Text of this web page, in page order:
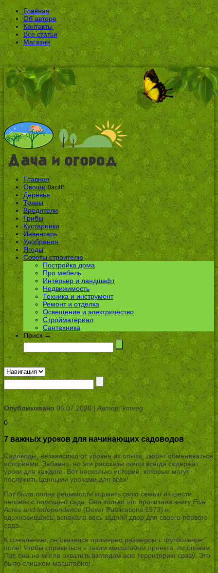
Главная
Об авторе
Контакты
Все статьи
Магазин
Главная
Овощи 0ac4ff
Деревья
Травы
Вредители
Грибы
Кустарники
Инвентарь
Удобрения
Ягоды
Советы строителю
Постройка дома
Про мебель
Интерьер и ландшафт
Недвижимость
Техника и инструмент
Ремонт и отделка
Освещение и электричество
Стройматериал
Сантехника
Поиск →
Опубликовано06.07.2026 |Автор: kmveg
0
7 важных уроков для начинающих садоводов
Садоводы, независимо от уровня их опыта, любят обмениваться
историями. Забавно, но эти рассказы почти всегда содержат
уроки для каждого. Вот несколько историй, которые могут
послужить ценными уроками для всех!
Пэт была полна решимости кормить свою семью из шести
человек с помощью сада. Она только что прочитала книгуFive
Acres and Independence (Dover Publications 1973) и,
вдохновившись, вспахала весь задний двор для своего первого
сада.
К сожалению, он оказался примерно размером с футбольное
поле! Чтобы справиться с таким масштабом проекта, по словам
Пэт, она не могла охватить взглядом всю территорию сразу. Это
было слишком масштабно!